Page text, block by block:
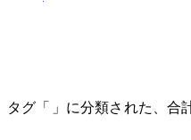
タグ「Claude 3」に分類された